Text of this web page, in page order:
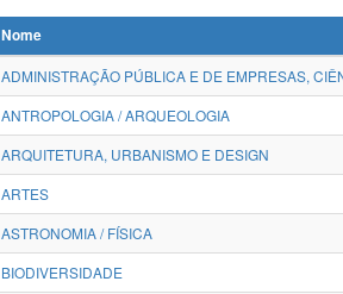
Nome
ADMINISTRAÇÃO PÚBLICA E DE EMPRESAS,
ANTROPOLOGIA / ARQUEOLOGIA
ARQUITETURA, URBANISMO E DESIGN
ARTES
ASTRONOMIA / FÍSICA
BIODIVERSIDADE